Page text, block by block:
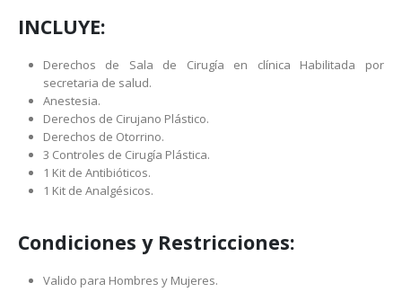
INCLUYE:
Derechos de Sala de Cirugía en clínica Habilitada por
secretaria de salud.
Anestesia.
Derechos de Cirujano Plástico.
Derechos de Otorrino.
3 Controles de Cirugía Plástica.
1 Kit de Antibióticos.
1 Kit de Analgésicos.
Condiciones y Restricciones:
Valido para Hombres y Mujeres.